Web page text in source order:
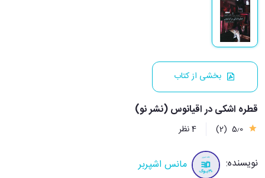
بخشی از کتاب
قطره اشکی در اقیانوس (نشر نو)
5٫0 (2) 4 نظر
نویسنده: مانس اشپربر